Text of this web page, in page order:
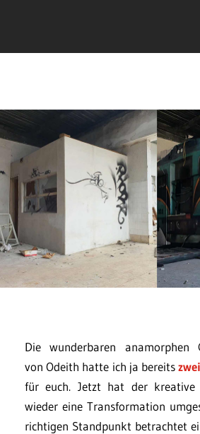
Die wunderbaren anamorphen
von Odeith hatte ich ja bereitszwei
für euch. Jetzt hat der
wieder eine Transformation
richtigen Standpunkt betrachtet